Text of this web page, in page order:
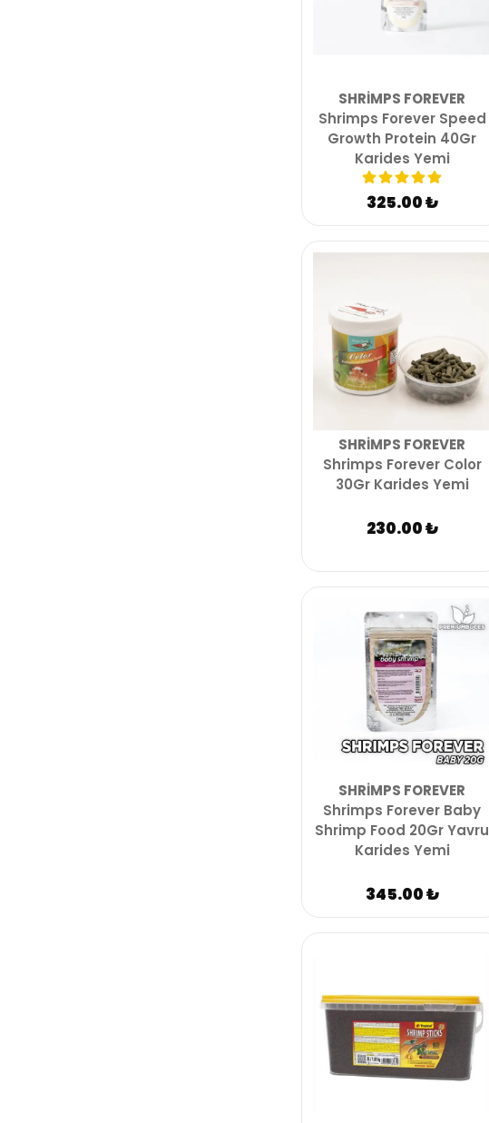
SHRIMPS FOREVER
Shrimps Forever Speed
Growth Protein 40Gr
Karides Yemi
325.00 ₺
SHRIMPS FOREVER
Shrimps Forever Color
30Gr Karides Yemi
230.00 ₺
SHRIMPS FOREVER
Shrimps Forever Baby
Shrimp Food 20Gr Yavru
Karides Yemi
345.00 ₺